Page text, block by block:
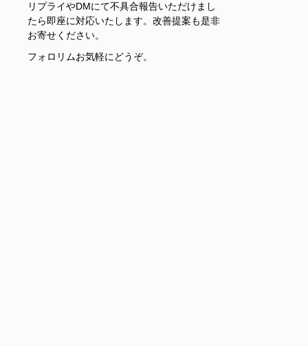
リプライやDMにて不具合報告いただけまし
たら即座に対応いたします。改善提案も是非
お寄せください。
フォロリムお気軽にどうぞ。